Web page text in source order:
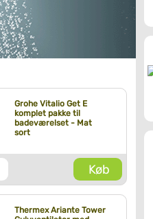
Grohe Vitalio Get E
komplet pakke til
badeværelset - Mat
sort
Køb
Thermex Ariante Tower